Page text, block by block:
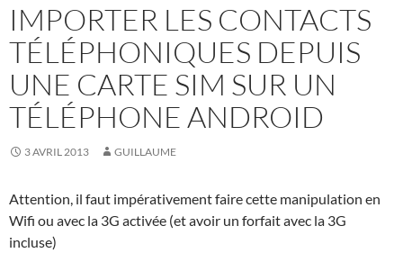
IMPORTER LES CONTACTS
TÉLÉPHONIQUES DEPUIS
UNE CARTE SIM SUR UN
TÉLÉPHONE ANDROID
3 AVRIL 2013 GUILLAUME
Attention, il faut impérativement faire cette manipulation en
Wifi ou avec la 3G activée (et avoir un forfait avec la 3G
incluse)